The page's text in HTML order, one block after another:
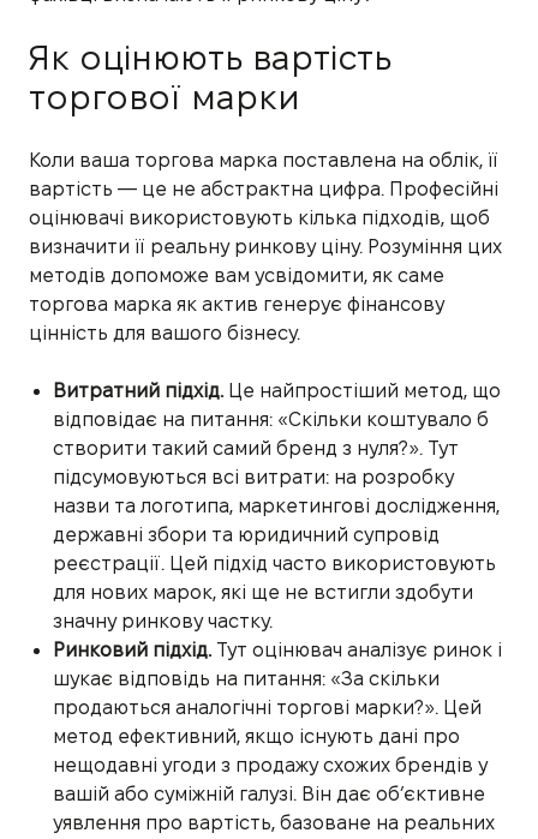
Як оцінюють вартість
торгової марки
Коли ваша торгова марка поставлена на облік, її
вартість — це не абстрактна цифра. Професійні
оцінювачі використовують кілька підходів, щоб
визначити її реальну ринкову ціну. Розуміння цих
методів допоможе вам усвідомити, як саме
торгова марка як актив генерує фінансову
цінність для вашого бізнесу.
Витратний підхід. Це найпростіший метод, що
відповідає на питання: «Скільки коштувало б
створити такий самий бренд з нуля?». Тут
підсумовуються всі витрати: на розробку
назви та логотипа, маркетингові дослідження,
державні збори та юридичний супровід
реєстрації. Цей підхід часто використовують
для нових марок, які ще не встигли здобути
значну ринкову частку.
Ринковий підхід. Тут оцінювач аналізує ринок і
шукає відповідь на питання: «За скільки
продаються аналогічні торгові марки?». Цей
метод ефективний, якщо існують дані про
нещодавні угоди з продажу схожих брендів у
вашій або суміжній галузі. Він дає об’єктивне
уявлення про вартість, базоване на реальних